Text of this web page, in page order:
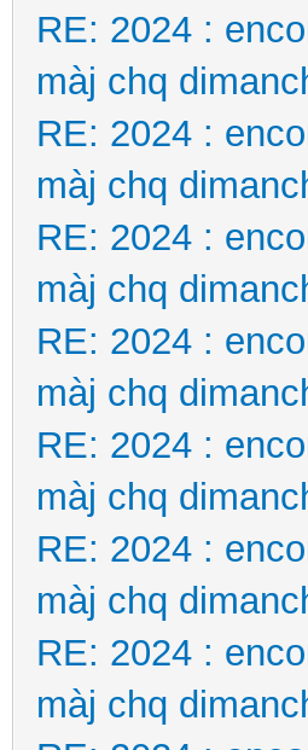
RE: 2024 :
màj chq
RE: 2024 :
màj chq
RE: 2024 :
màj chq
RE: 2024 :
màj chq
RE: 2024 :
màj chq
RE: 2024 :
màj chq
RE: 2024 :
màj chq